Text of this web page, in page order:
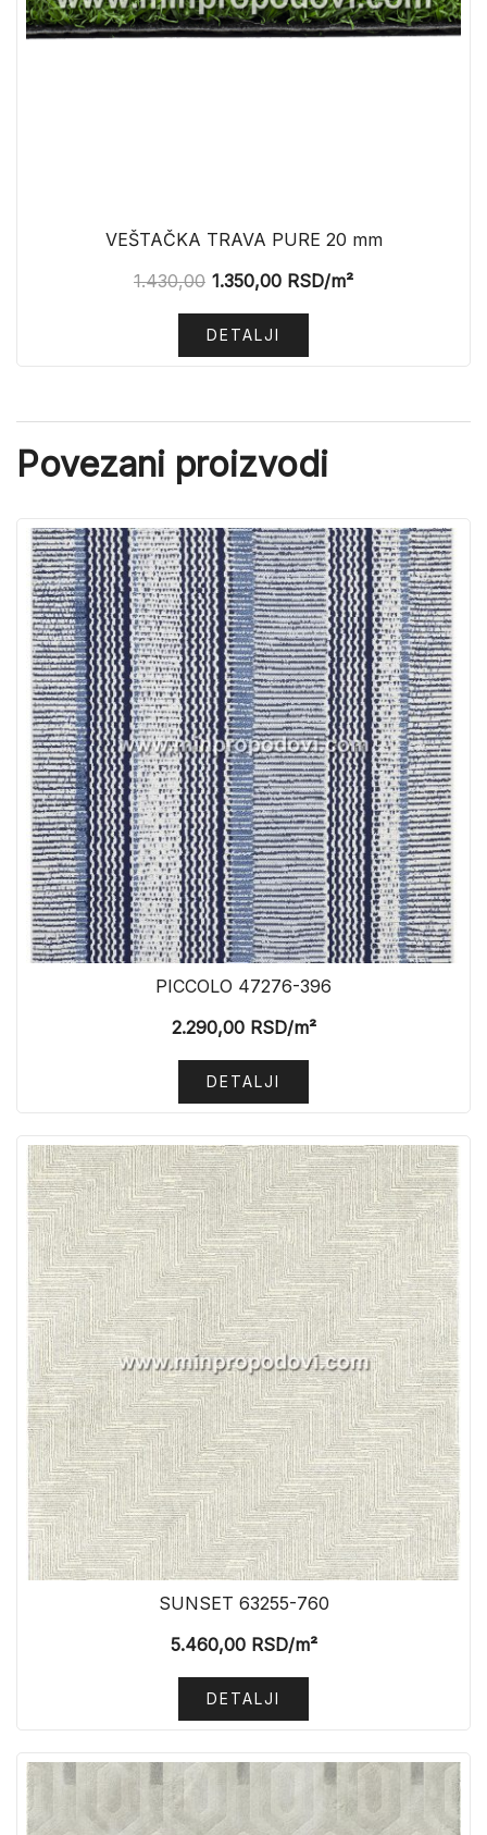
VEŠTAČKA TRAVA PURE 20 mm
1.430,00 1.350,00 RSD/m²
DETALJI
Povezani proizvodi
PICCOLO 47276-396
2.290,00RSD/m²
DETALJI
SUNSET 63255-760
5.460,00RSD/m²
DETALJI